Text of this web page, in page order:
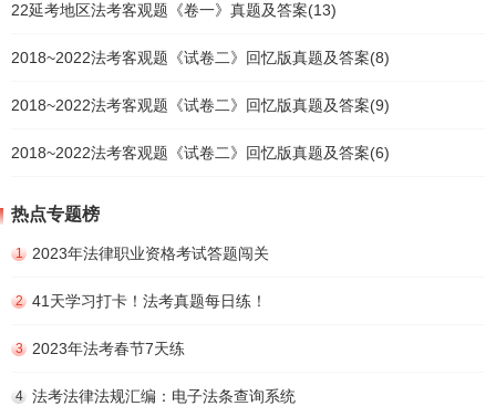
22延考地区法考客观题《卷一》真题及答案(13)
2018~2022法考客观题《试卷二》回忆版真题及答案(8)
2018~2022法考客观题《试卷二》回忆版真题及答案(9)
2018~2022法考客观题《试卷二》回忆版真题及答案(6)
热点专题榜
1 2023年法律职业资格考试答题闯关
2 41天学习打卡！法考真题每日练！
3 2023年法考春节7天练
4 法考法律法规汇编：电子法条查询系统